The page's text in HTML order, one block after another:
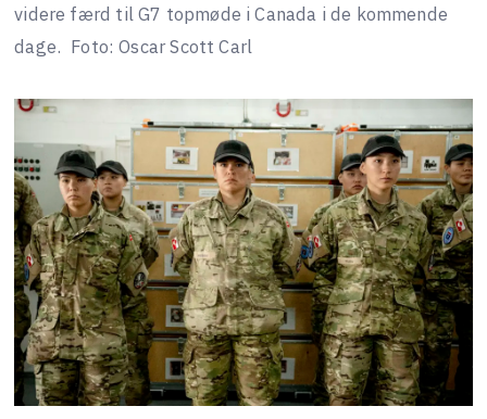
videre færd til G7 topmøde i Canada i de kommende
dage. Foto: Oscar Scott Carl